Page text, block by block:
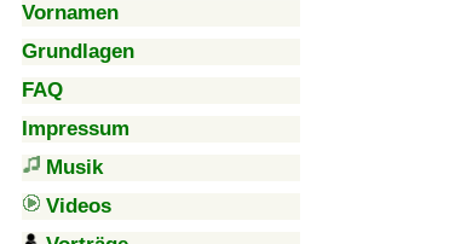
Vornamen
Grundlagen
FAQ
Impressum
Musik
Videos